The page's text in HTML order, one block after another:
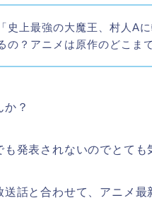
史上最強の大魔王、村人Aに
の？アニメは原作のどこま
か？
発表されないのでとても
話と合わせて、アニメ